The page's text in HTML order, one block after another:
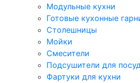
Модульные кухни
Готовые кухонные
Столешницы
Мойки
Смесители
Подсушители для
Фартуки для кухни